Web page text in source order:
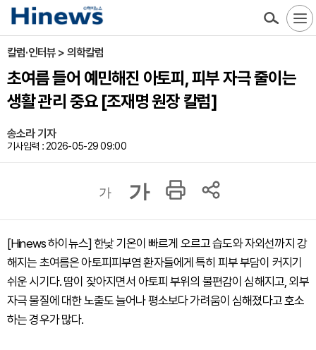
칼럼·인터뷰 > 의학칼럼
초여름 들어 예민해진 아토피, 피부 자극 줄이는
생활 관리 중요 [조재명 원장 칼럼]
송소라 기자
기사입력 : 2026-05-29 09:00
가 가
[Hinews 하이뉴스] 한낮 기온이 빠르게 오르고 습도와 자외선까지 강
해지는 초여름은 아토피피부염 환자들에게 특히 피부 부담이 커지기
쉬운 시기다. 땀이 잦아지면서 아토피 부위의 불편감이 심해지고, 외부
자극 물질에 대한 노출도 늘어나 평소보다 가려움이 심해졌다고 호소
하는 경우가 많다.